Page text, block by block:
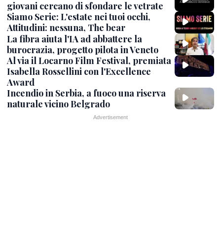
giovani cercano di sfondare le vetrate
Siamo Serie: L'estate nei tuoi occhi,
Attitudini: nessuna, The bear
La fibra aiuta l'IA ad abbattere la
burocrazia, progetto pilota in Veneto
Al via il Locarno Film Festival, premiata
Isabella Rossellini con l'Excellence
Award
Incendio in Serbia, a fuoco una riserva
naturale vicino Belgrado